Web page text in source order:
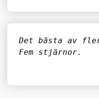
Det bästa av
Fem stjärnor.